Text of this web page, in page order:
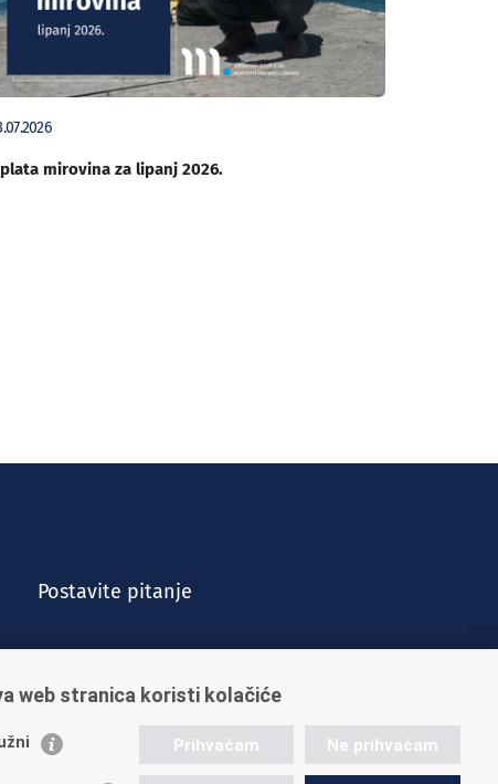
mirovina za lipanj 2026.
Postavite pitanje
web stranica koristi kolačiće
Prihvaćam Ne prihvaćam